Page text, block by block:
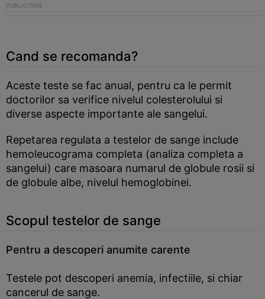
Cand se recomanda?
Aceste teste se fac anual, pentru ca le permit
doctorilor sa verifice nivelul colesterolului si
diverse aspecte importante ale sangelui.
Repetarea regulata a testelor de sange include
hemoleucograma completa (analiza completa a
sangelui) care masoara numarul de globule rosii si
de globule albe, nivelul hemoglobinei.
Scopul testelor de sange
Pentru a descoperi anumite carente
Testele pot descoperi anemia, infectiile, si chiar
cancerul de sange.